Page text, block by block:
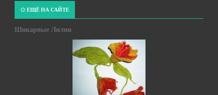
ЕЩЁ НА САЙТЕ
Шикарные Лилии